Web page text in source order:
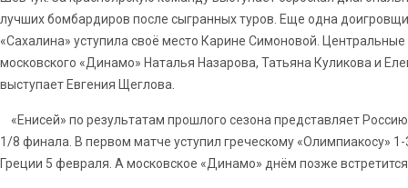
лучших бомбардиров после сыгранных туров. Еще одна
«Сахалина» уступила своё место Карине Симоновой.
московского «Динамо» Наталья Назарова, Татьяна Куликова и
выступает Евгения Щеглова.
«Енисей» по результатам прошлого сезона представляет
1/8 финала. В первом матче уступил греческому «Олимпиакосу»
Греции 5 февраля. А московское «Динамо» днём позже